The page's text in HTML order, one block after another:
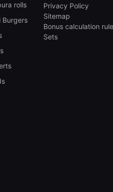
rolls
Burgers
Privacy Policy
Sitemap
Bonus calculation
Sets